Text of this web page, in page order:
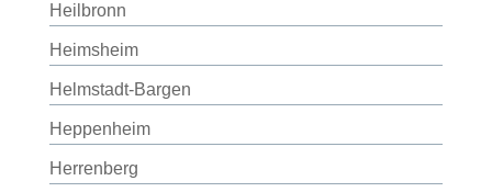
Heilbronn
Heimsheim
Helmstadt-Bargen
Heppenheim
Herrenberg